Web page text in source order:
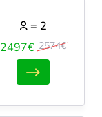
2497€ 2574€
= 2